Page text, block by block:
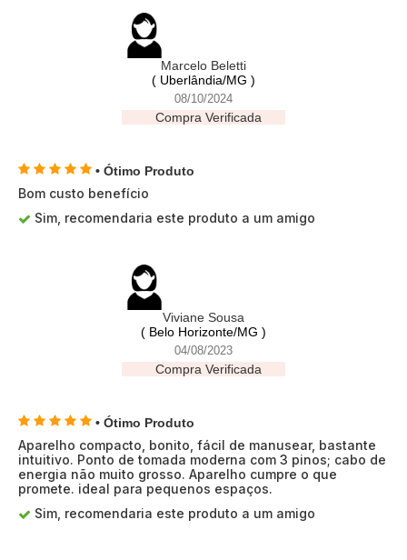
Marcelo Beletti
( Uberlândia/MG )
08/10/2024
Compra Verificada
• Ótimo Produto
Bom custo benefício
Sim, recomendaria este produto a um amigo
Viviane Sousa
( Belo Horizonte/MG )
04/08/2023
Compra Verificada
• Ótimo Produto
Aparelho compacto, bonito, fácil de manusear, bastante
intuitivo. Ponto de tomada moderna com 3 pinos; cabo de
energia não muito grosso. Aparelho cumpre o que
promete. ideal para pequenos espaços.
Sim, recomendaria este produto a um amigo